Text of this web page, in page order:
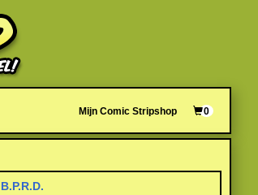
Mijn Comic Stripshop 0
B.P.R.D.